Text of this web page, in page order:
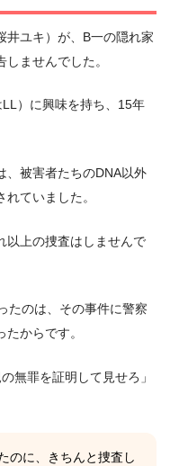
井ユキ）が、B一の隠れ家
ませんでした。
）に興味を持ち、15年
、被害者たちのDNA以外
ていました。
以上の捜査はしませんで
たのは、その事件に警察
からです。
無罪を証明して見せろ」
のに、きちんと捜査し